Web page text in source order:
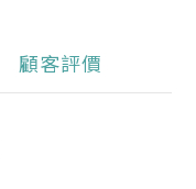
顧客評價